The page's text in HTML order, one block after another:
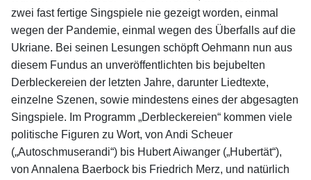
zwei fast fertige Singspiele nie gezeigt worden, einmal
wegen der Pandemie, einmal wegen des Überfalls auf die
Ukriane. Bei seinen Lesungen schöpft Oehmann nun aus
diesem Fundus an unveröffentlichten bis bejubelten
Derbleckereien der letzten Jahre, darunter Liedtexte,
einzelne Szenen, sowie mindestens eines der abgesagten
Singspiele. Im Programm „Derbleckereien“ kommen viele
politische Figuren zu Wort, von Andi Scheuer
(„Autoschmuserandi“) bis Hubert Aiwanger („Hubertät“),
von Annalena Baerbock bis Friedrich Merz, und natürlich